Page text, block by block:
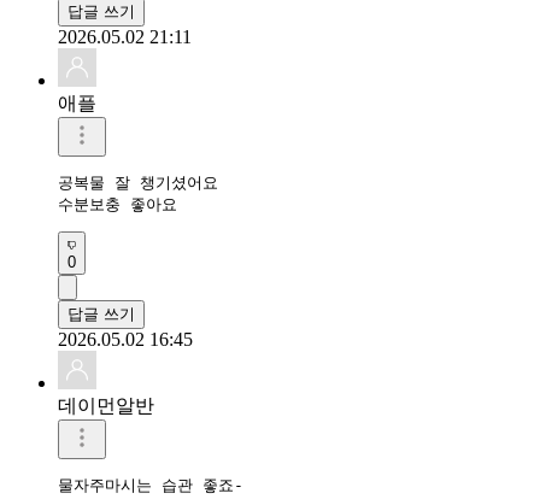
답글 쓰기
2026.05.02 21:11
애플
공복물 잘 챙기셨어요
수분보충 좋아요
0
답글 쓰기
2026.05.02 16:45
데이먼알반
물자주마시는 습관 좋죠-